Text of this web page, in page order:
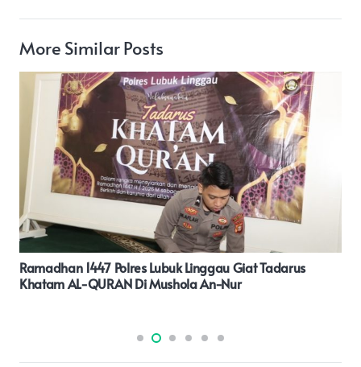
More Similar Posts
Berprestasi, Polda Maluku Utara Raih 5 Penghargaan
Dalam Kegiatan Musrenbang Polri